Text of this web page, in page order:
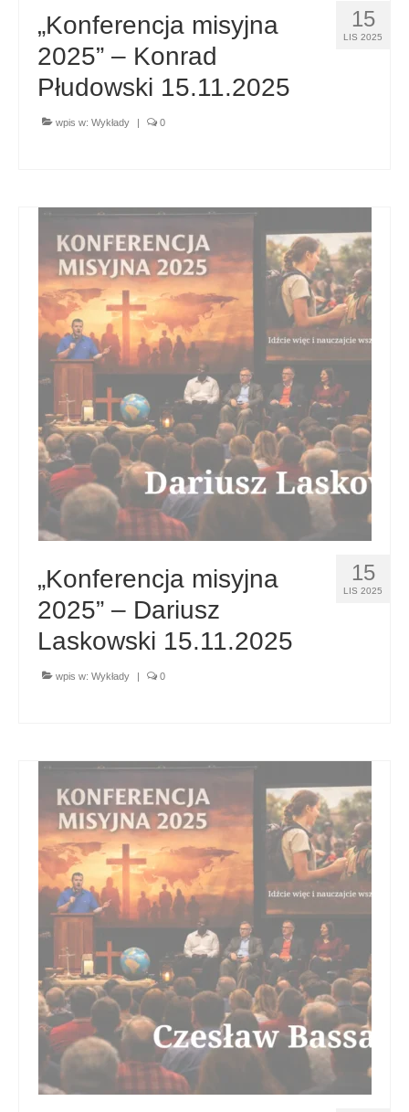
15
LIS 2025
„Konferencja misyjna
2025” – Konrad
Płudowski 15.11.2025
wpis w: Wykłady | 0
15
LIS 2025
„Konferencja misyjna
2025” – Dariusz
Laskowski 15.11.2025
wpis w: Wykłady | 0